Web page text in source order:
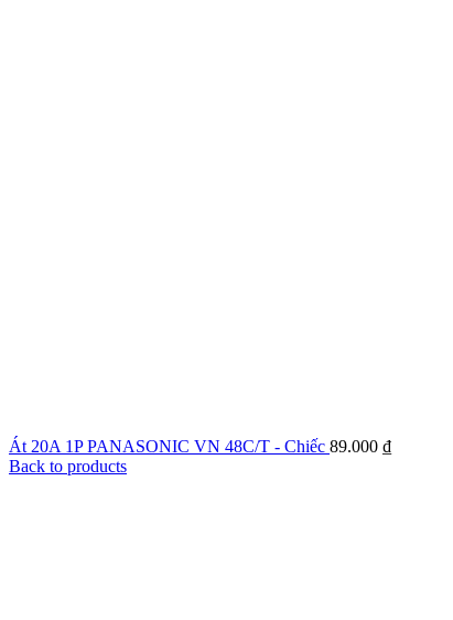
Át 20A 1P PANASONIC VN 48C/T - Chiếc 89.000 ₫
Back to products